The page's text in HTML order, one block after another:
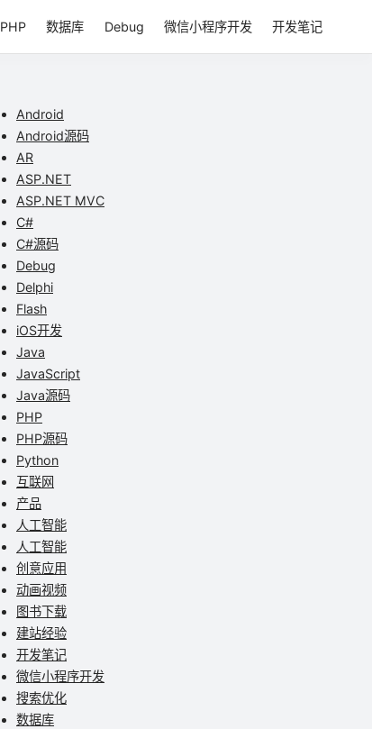
PHP 数据库 Debug 微信小程序开发 开发笔记
Android
Android源码
AR
ASP.NET
ASP.NET MVC
C#
C#源码
Debug
Delphi
Flash
iOS开发
Java
JavaScript
Java源码
PHP
PHP源码
Python
互联网
产品
人工智能
人工智能
创意应用
动画视频
图书下载
建站经验
开发笔记
微信小程序开发
搜索优化
数据库